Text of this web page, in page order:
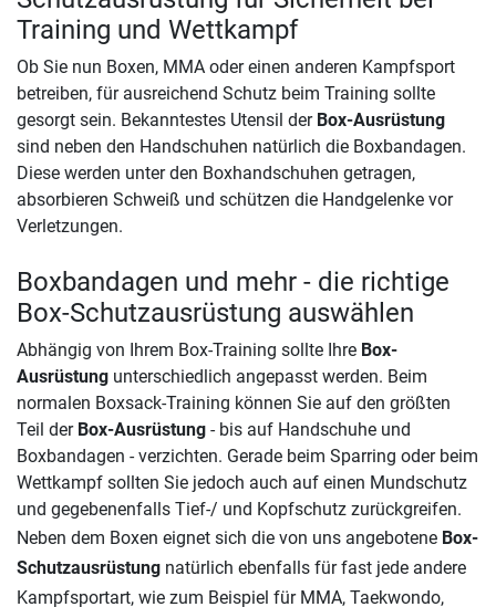
Training und Wettkampf
Ob Sie nun Boxen, MMA oder einen anderen Kampfsport
betreiben, für ausreichend Schutz beim Training sollte
gesorgt sein. Bekanntestes Utensil der Box-Ausrüstung
sind neben den Handschuhen natürlich die Boxbandagen.
Diese werden unter den Boxhandschuhen getragen,
absorbieren Schweiß und schützen die Handgelenke vor
Verletzungen.
Boxbandagen und mehr - die richtige
Box-Schutzausrüstung auswählen
Abhängig von Ihrem Box-Training sollte Ihre Box-
Ausrüstung unterschiedlich angepasst werden. Beim
normalen Boxsack-Training können Sie auf den größten
Teil der Box-Ausrüstung - bis auf Handschuhe und
Boxbandagen - verzichten. Gerade beim Sparring oder beim
Wettkampf sollten Sie jedoch auch auf einen Mundschutz
und gegebenenfalls Tief-/ und Kopfschutz zurückgreifen.
Neben dem Boxen eignet sich die von uns angebotene Box-
Schutzausrüstung natürlich ebenfalls für fast jede andere
Kampfsportart, wie zum Beispiel für MMA, Taekwondo,